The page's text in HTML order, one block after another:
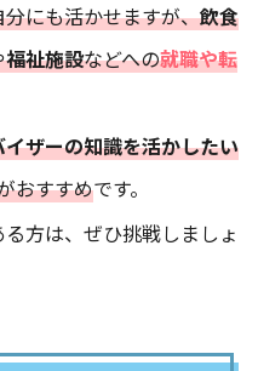
にも活かせますが、飲食
福祉施設などへの就職や転
ザーの知識を活かしたい
おすすめです。
方は、ぜひ挑戦しましょ